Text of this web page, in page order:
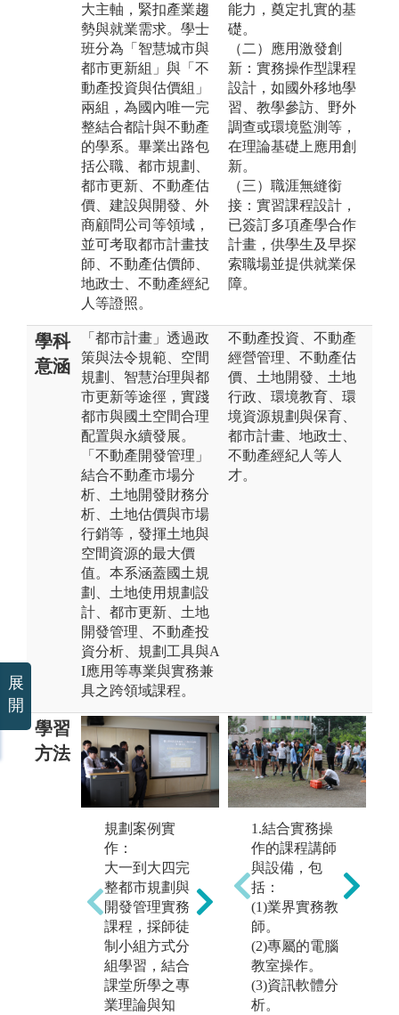
大主軸，緊扣產業趨
勢與就業需求。學士
班分為「智慧城市與
都市更新組」與「不
動產投資與估價組」
兩組，為國內唯一完
整結合都計與不動產
的學系。畢業出路包
括公職、都市規劃、
都市更新、不動產估
價、建設與開發、外
商顧問公司等領域，
並可考取都市計畫技
師、不動產估價師、
地政士、不動產經紀
人等證照。
能力，奠定扎實的基
礎。
（二）應用激發創
新：實務操作型課程
設計，如國外移地學
習、教學參訪、野外
調查或環境監測等，
在理論基礎上應用創
新。
（三）職涯無縫銜
接：實習課程設計，
已簽訂多項產學合作
計畫，供學生及早探
索職場並提供就業保
障。
學科
意涵
「都市計畫」透過政
策與法令規範、空間
規劃、智慧治理與都
市更新等途徑，實踐
都市與國土空間合理
配置與永續發展。
「不動產開發管理」
結合不動產市場分
析、土地開發財務分
析、土地估價與市場
行銷等，發揮土地與
空間資源的最大價
值。本系涵蓋國土規
劃、土地使用規劃設
計、都市更新、土地
開發管理、不動產投
資分析、規劃工具與A
I應用等專業與實務兼
具之跨領域課程。
不動產投資、不動產
經營管理、不動產估
價、土地開發、土地
行政、環境教育、環
境資源規劃與保育、
都市計畫、地政士、
不動產經紀人等人
才。
學習
方法
規劃案例實
作：
大一到大四完
整都市規劃與
開發管理實務
課程，採師徒
制小組方式分
組學習，結合
課堂所學之專
業理論與知
資訊軟體操
作：
都市規劃與設
計過程中需借
重相關資訊軟
體的輔助，例
如地理資訊系
統（GIS）、
電腦繪圖（Aut
oCAD、Sketch
1.結合實務操
作的課程講師
與設備，包
括：
(1)業界實務教
師。
(2)專屬的電腦
教室操作。
(3)資訊軟體分
析。
展
開